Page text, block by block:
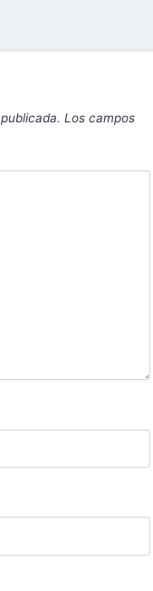
Los campos